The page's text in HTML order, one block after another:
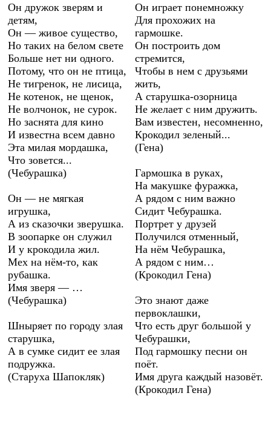
Он дружок зверям и
детям,
Он — живое существо,
Но таких на белом свете
Больше нет ни одного.
Потому, что он не птица,
Не тигренок, не лисица,
Не котенок, не щенок,
Не волчонок, не сурок.
Но заснята для кино
И известна всем давно
Эта милая мордашка,
Что зовется...
(Чебурашка)
Он — не мягкая
игрушка,
А из сказочки зверушка.
В зоопарке он служил
И у крокодила жил.
Мех на нём-то, как
рубашка.
Имя зверя — …
(Чебурашка)
Шныряет по городу злая
старушка,
А в сумке сидит ее злая
подружка.
(Старуха Шапокляк)
Он играет понемножку
Для прохожих на
гармошке.
Он построить дом
стремится,
Чтобы в нем с друзьями
жить,
А старушка-озорница
Не желает с ним дружить.
Вам известен, несомненно,
Крокодил зеленый...
(Гена)
Гармошка в руках,
На макушке фуражка,
А рядом с ним важно
Сидит Чебурашка.
Портрет у друзей
Получился отменный,
На нём Чебурашка,
А рядом с ним…
(Крокодил Гена)
Это знают даже
первоклашки,
Что есть друг большой у
Чебурашки,
Под гармошку песни он
поёт.
Имя друга каждый назовёт.
(Крокодил Гена)